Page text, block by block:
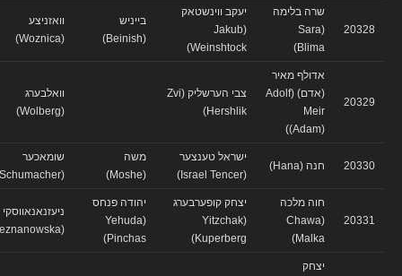
20328
שרה בלימה
(Sara
Blima)
יעקב ווינשטאק
(Jakub
Weinshtock)
בייניש
וואזניצע
20329
אדולף מאיר
(אדם) (Adolf
(Adam))
צבי הערשליק (Zvi
Hershlik)
וואלבערג
20330 חנה (Hana)
ישראל טענצער
(Israel Tencer)
שומאכער
20331
חוה מלכה
(Chawa
Malka)
יצחק קופערבערג
(Yitzchak
Kuperberg)
יהודה פנחס
(Yehuda
Pinchas)
ניעזנאנאווסקי